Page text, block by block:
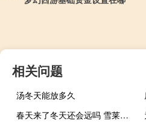
相关问题
汤冬天能放多久
春天来了冬天还会远吗 雪莱（冬天来了春天还会远吗雪莱）